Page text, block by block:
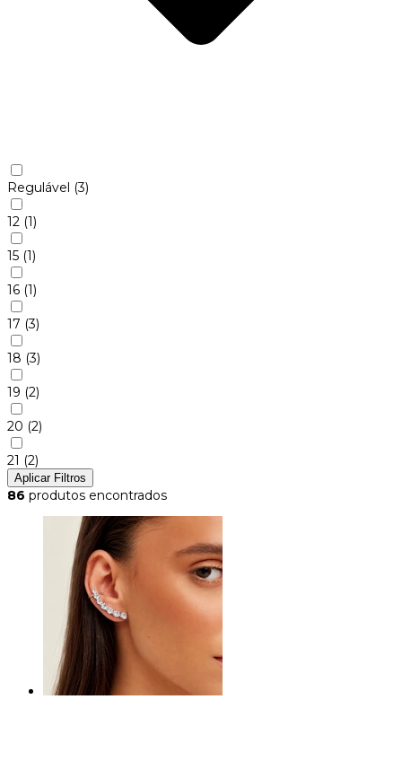
Regulável (3)
12 (1)
15 (1)
16 (1)
17 (3)
18 (3)
19 (2)
20 (2)
21 (2)
Aplicar Filtros
86 produtos encontrados